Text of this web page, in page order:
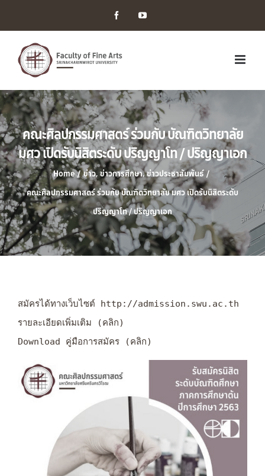
FacebookYouTube
คณะศิลปกรรมศาสตร์ ร่วมกับ บัณฑิตวิทยาลัย
มศว เปิดรับนิสิตระดับ ปริญญาโท / ปริญญาเอก
Home / ข่าว,ข่าวการศึกษา,ข่าวประชาสัมพันธ์ /
คณะศิลปกรรมศาสตร์ ร่วมกับ บัณฑิตวิทยาลัย มศว เปิดรับนิสิตระดับ
ปริญญาโท / ปริญญาเอก
สมัครได้ทางเว็บไซต์ http://admission.swu.ac.th
รายละเอียดเพิ่มเติม (คลิก)
Download คู่มือการสมัคร (คลิก)